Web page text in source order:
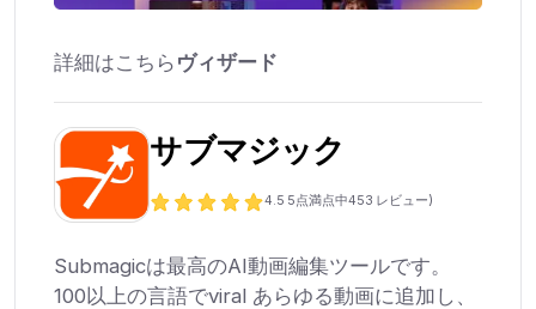
詳細はこちら ヴィザード
サブマジック
4.5 5点満点中453 レビュー)
Submagicは最高のAI動画編集ツールです。
100以上の言語でviral あらゆる動画に追加し、